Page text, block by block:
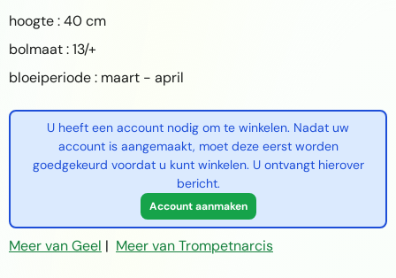
hoogte : 40 cm
bolmaat : 13/+
bloeiperiode : maart - april
U heeft een account nodig om te winkelen. Nadat uw
account is aangemaakt, moet deze eerst worden
goedgekeurd voordat u kunt winkelen. U ontvangt hierover
bericht.
Account aanmaken
Meer van Geel | Meer van Trompetnarcis